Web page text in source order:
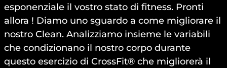
esponenziale il vostro stato di fitness. Pronti
allora ! Diamo uno sguardo a come migliorare il
nostro Clean. Analizziamo insieme le variabili
che condizionano il nostro corpo durante
questo esercizio di CrossFit® che migliorerà il